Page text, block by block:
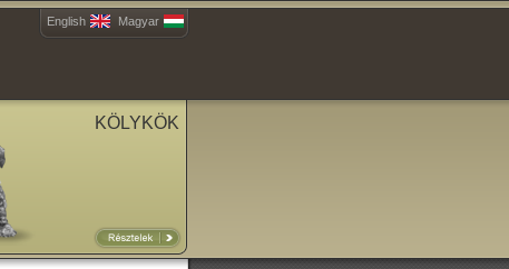
English Magyar
KÖLYKÖK